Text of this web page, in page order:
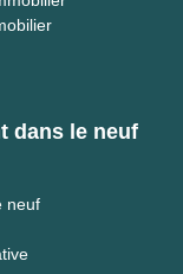
dans le neuf
neuf